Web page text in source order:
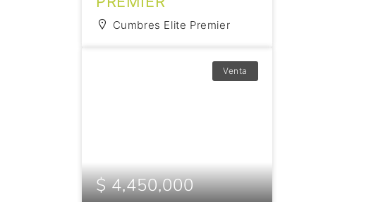
Cumbres Elite Premier
Venta
$ 4,450,000